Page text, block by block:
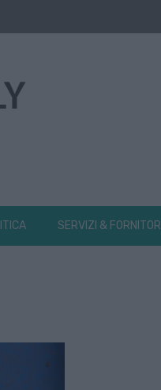
SERVIZI & FORNITORI